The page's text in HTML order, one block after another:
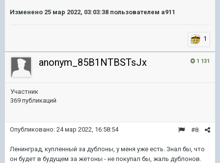
Изменено 25 мар 2022, 03:03:38 пользователем a911
1
1 131
anonym_85B1NTBSTsJx
Участник
369 публикаций
#8
Опубликовано: 24 мар 2022, 16:58:54
Ленинград, купленный за дублоны, у меня уже есть. Знал бы, что
он будет в будущем за жетоны - не покупал бы, жаль дублонов.